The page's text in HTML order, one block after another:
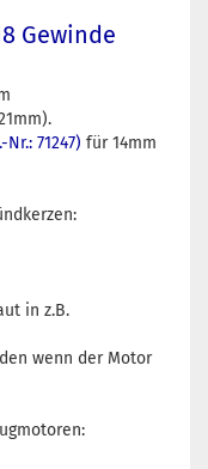
Gewinde
Nr.: 71247) für 14mm
in z.B.
wenn der Motor